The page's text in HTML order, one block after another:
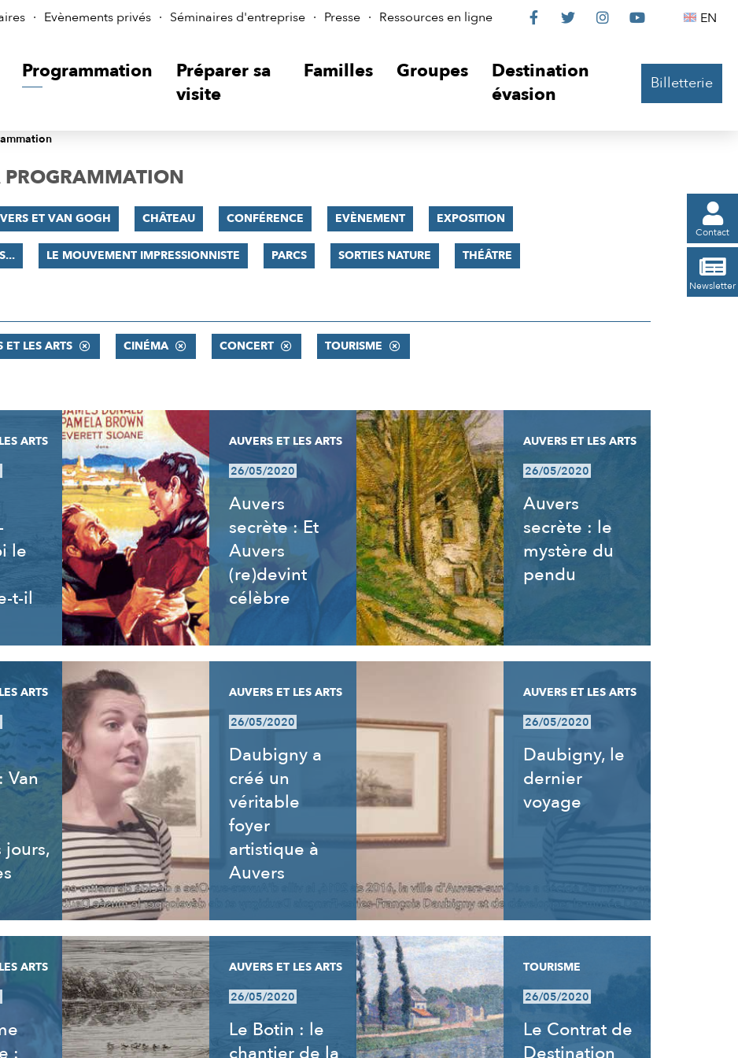
Evènements privés Séminaires d'entreprise Presse Ressources en ligne
Le
sur

Le

Le

Le
 EN
Programmation
Préparer sa
visite
Familles Groupes
Destination
évasion
Billetterie

Contact

Newsletter
PROGRAMMATION
ET VAN GOGH CHÂTEAU CONFÉRENCE EVÈNEMENT EXPOSITION
LE MOUVEMENT IMPRESSIONNISTE PARCS SORTIES NATURE THÉÂTRE
ET LES ARTS CINÉMA CONCERT TOURISME
ARTS
le
t-il
AUVERS ET LES ARTS
26/05/2020
Auvers
secrète : Et
Auvers
(re)devint
célèbre
AUVERS ET LES ARTS
26/05/2020
Auvers
secrète : le
mystère du
pendu
ARTS
Van
jours,
AUVERS ET LES ARTS
26/05/2020
Daubigny a
créé un
véritable
foyer
artistique à
Auvers
AUVERS ET LES ARTS
26/05/2020
Daubigny, le
dernier
voyage
ARTS
:
AUVERS ET LES ARTS
26/05/2020
Le Botin : le
chantier de la
TOURISME
26/05/2020
Le Contrat de
Destination